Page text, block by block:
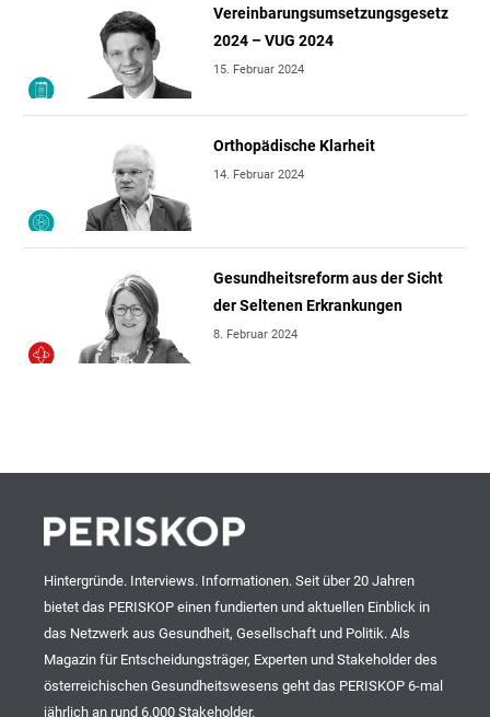
Vereinbarungsumsetzungsgesetz
2024 – VUG 2024
15. Februar 2024
Orthopädische Klarheit
14. Februar 2024
Gesundheitsreform aus der Sicht
der Seltenen Erkrankungen
8. Februar 2024
Hintergründe. Interviews. Informationen. Seit über 20 Jahren
bietet das PERISKOP einen fundierten und aktuellen Einblick in
das Netzwerk aus Gesundheit, Gesellschaft und Politik. Als
Magazin für Entscheidungsträger, Experten und Stakeholder des
österreichischen Gesundheitswesens geht das PERISKOP 6-mal
jährlich an rund 6.000 Stakeholder.